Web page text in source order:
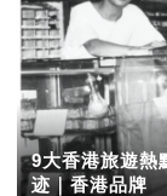
9大香港旅遊熱
迹｜香港品牌